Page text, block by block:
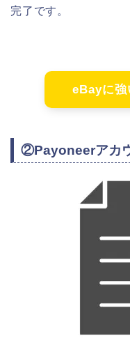
完了です。
eBayに強
②Payoneerアカ